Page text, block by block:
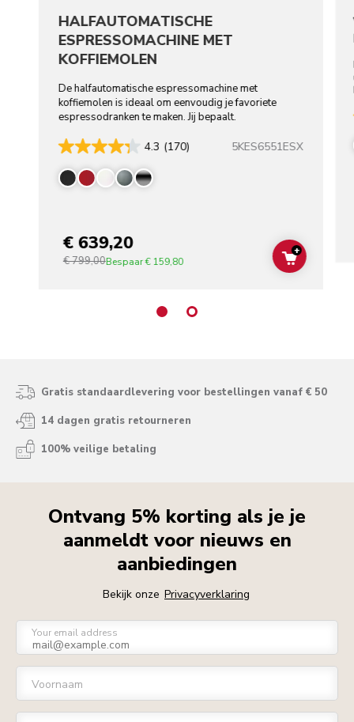
HALFAUTOMATISCHE
ESPRESSOMACHINE MET
KOFFIEMOLEN
De halfautomatische espressomachine met
koffiemolen is ideaal om eenvoudig je favoriete
espressodranken te maken. Jij bepaalt.
4.3 (170) 5KES6551ESX
€ 639,20
€ 799,00Bespaar€ 159,80 ADD TO
+
Gratis standaardlevering voor bestellingen vanaf € 50
14 dagen gratis retourneren
100% veilige betaling
Ontvang 5% korting als je je
aanmeldt voor nieuws en
aanbiedingen
Bekijk onze Privacyverklaring
Your email address
Voornaam